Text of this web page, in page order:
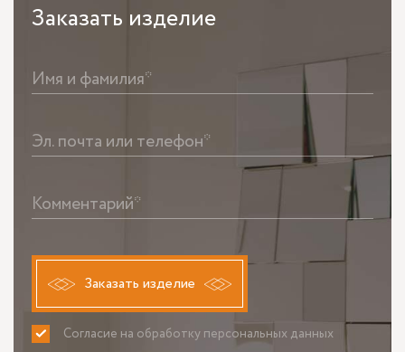
Заказать изделие
Имя и фамилия*
Эл. почта или телефон*
Комментарий*
Заказать изделие
Согласие на обработку персональных данных
ПРИНИМАЮ НЕ ПРИНИМАЮ